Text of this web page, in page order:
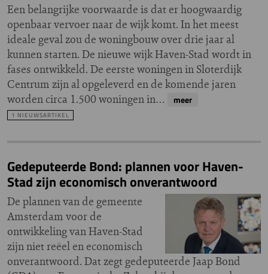
Een belangrijke voorwaarde is dat er hoogwaardig
openbaar vervoer naar de wijk komt. In het meest
ideale geval zou de woningbouw over drie jaar al
kunnen starten. De nieuwe wijk Haven-Stad wordt in
fases ontwikkeld. De eerste woningen in Sloterdijk
Centrum zijn al opgeleverd en de komende jaren
worden circa 1.500 woningen in…
meer
1 NIEUWSARTIKEL
Gedeputeerde Bond: plannen voor Haven-
Stad zijn economisch onverantwoord
De plannen van de gemeente
Amsterdam voor de
ontwikkeling van Haven-Stad
zijn niet reëel en economisch
onverantwoord. Dat zegt gedeputeerde Jaap Bond